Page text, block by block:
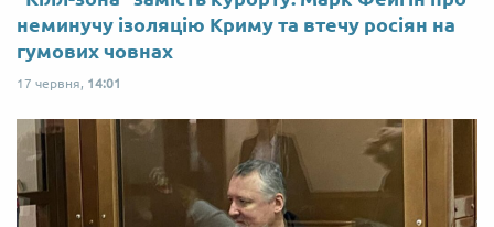
неминучу ізоляцію Криму та втечу росіян на
гумових човнах
17 червня, 14:01